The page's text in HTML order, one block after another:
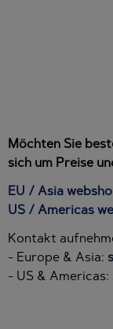
Möchten Sie
sich um Preise
EU / Asia
US / Americas
Kontakt
- Europe & Asia:
- US & Americas: